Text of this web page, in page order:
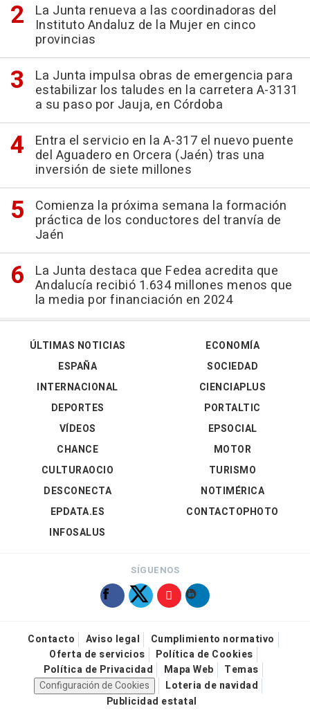
La Junta renueva a las coordinadoras del
Instituto Andaluz de la Mujer en cinco
provincias
La Junta impulsa obras de emergencia para
estabilizar los taludes en la carretera A-3131
a su paso por Jauja, en Córdoba
Entra el servicio en la A-317 el nuevo puente
del Aguadero en Orcera (Jaén) tras una
inversión de siete millones
Comienza la próxima semana la formación
práctica de los conductores del tranvía de
Jaén
La Junta destaca que Fedea acredita que
Andalucía recibió 1.634 millones menos que
la media por financiación en 2024
ÚLTIMAS NOTICIAS
ESPAÑA
INTERNACIONAL
DEPORTES
VÍDEOS
ECONOMÍA
SOCIEDAD
CIENCIAPLUS
PORTALTIC
EPSOCIAL
CHANCE
CULTURAOCIO
DESCONECTA
EPDATA.ES
INFOSALUS
MOTOR
TURISMO
NOTIMÉRICA
CONTACTOPHOTO
SÍGUENOS
Contacto Aviso legal
Cumplimiento normativo
Oferta de servicios
Política de Cookies
Política de Privacidad
Mapa Web
Temas
Configuración de Cookies
Loteria de navidad
Publicidad estatal